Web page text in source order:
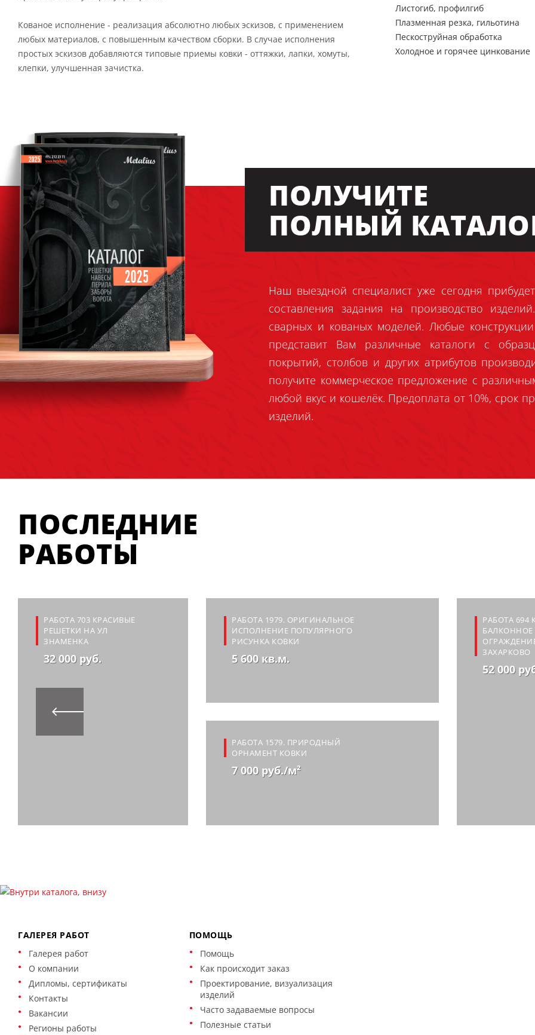
Кованое исполнение - реализация абсолютно любых эскизов, с применением
любых материалов, с повышенным качеством сборки. В случае исполнения
простых эскизов добавляются типовые приемы ковки - оттяжки, лапки, хомуты,
клепки, улучшенная зачистка.
Листогиб, профилгиб
Плазменная резка, гильотина
Пескоструйная обработка
Холодное и горячее цинкование
ПОЛУЧИТЕ
ПОЛНЫЙ
Наш выездной специалист уже сегодня
составления задания на производство
сварных и кованых моделей. Любые
представит Вам различные каталоги с
покрытий, столбов и других атрибутов
получите коммерческое предложение с
любой вкус и кошелёк. Предоплата от 10%, срок
изделий.
ПОСЛЕДНИЕ
РАБОТЫ
РАБОТА 703 КРАСИВЫЕ
РЕШЕТКИ НА УЛ
ЗНАМЕНКА
32 000 руб.
РАБОТА 1979. ОРИГИНАЛЬНОЕ
ИСПОЛНЕНИЕ ПОПУЛЯРНОГО
РИСУНКА КОВКИ
5 600 кв.м.
РАБОТА 1579. ПРИРОДНЫЙ
ОРНАМЕНТ КОВКИ
7 000 руб./м²
РАБОТА 694
БАЛКОННОЕ
ЗАХАРКОВО
52 000
ГАЛЕРЕЯ РАБОТ
Галерея работ
О компании
Дипломы, сертификаты
Контакты
Вакансии
Регионы работы
ПОМОЩЬ
Помощь
Как происходит заказ
Проектирование, визуализация
изделий
Часто задаваемые вопросы
Полезные статьи